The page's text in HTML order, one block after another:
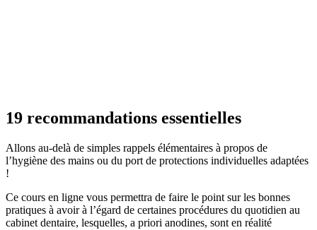
19 recommandations essentielles
Allons au-delà de simples rappels élémentaires à propos de
l’hygiène des mains ou du port de protections individuelles adaptées
!
Ce cours en ligne vous permettra de faire le point sur les bonnes
pratiques à avoir à l’égard de certaines procédures du quotidien au
cabinet dentaire, lesquelles, a priori anodines, sont en réalité